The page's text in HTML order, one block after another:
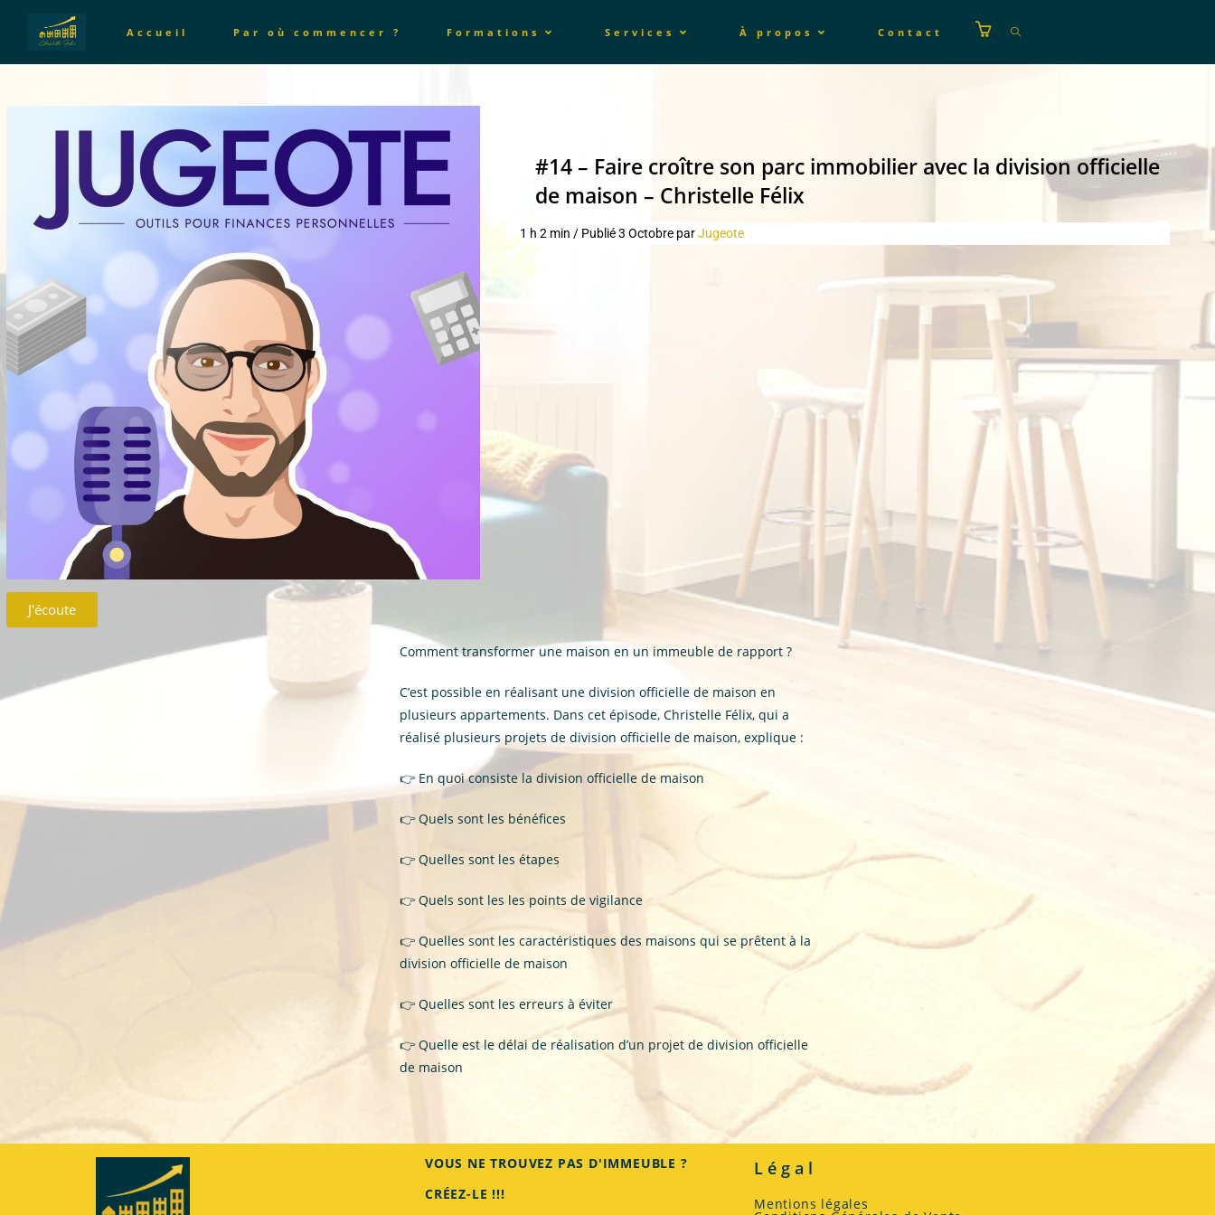
Accueil Par où commencer ? Formations Services À propos Contact
#14 – Faire croître son parc immobilier avec la division officielle
de maison – Christelle Félix
1 h 2 min / Publié3 Octobre par Jugeote
J'écoute
Comment transformer une maison en un immeuble de rapport ?
C’est possible en réalisant une division officielle de maison en
plusieurs appartements. Dans cet épisode, Christelle Félix, qui a
réalisé plusieurs projets de division officielle de maison, explique :
👉 En quoi consiste la division officielle de maison
👉 Quels sont les bénéfices
👉 Quelles sont les étapes
👉 Quels sont les les points de vigilance
👉 Quelles sont les caractéristiques des maisons qui se prêtent à la
division officielle de maison
👉 Quelles sont les erreurs à éviter
👉 Quelle est le délai de réalisation d’un projet de division officielle
de maison
VOUS NE TROUVEZ PAS D'IMMEUBLE ?
CRÉEZ-LE !!!
Légal
Mentions légales